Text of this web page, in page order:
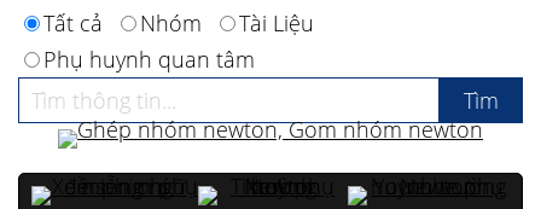
Tất cả
Nhóm
Tài Liệu
Phụ huynh quan tâm